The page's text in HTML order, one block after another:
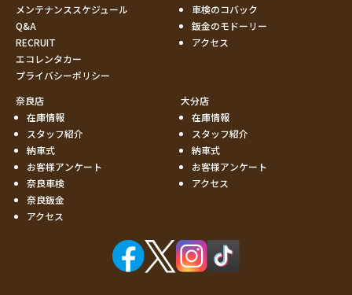
メンテナンススケジュール
Q&A
RECRUIT
エコレンタカー
プライバシーポリシー
車検のコバック
鈑金のモドーリー
アクセス
奈良店
在庫情報
スタッフ紹介
納車式
お客様アンケート
奈良車検
奈良鈑金
アクセス
大分店
在庫情報
スタッフ紹介
納車式
お客様アンケート
アクセス